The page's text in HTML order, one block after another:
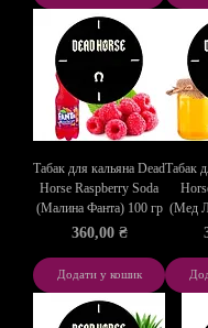
Табак для кальяна Dead
Horse Raspberry Soda
(Малина Фанта) 100 гр
Ціна
360,00 ₴
Додати у кошик
Табак
(Мед